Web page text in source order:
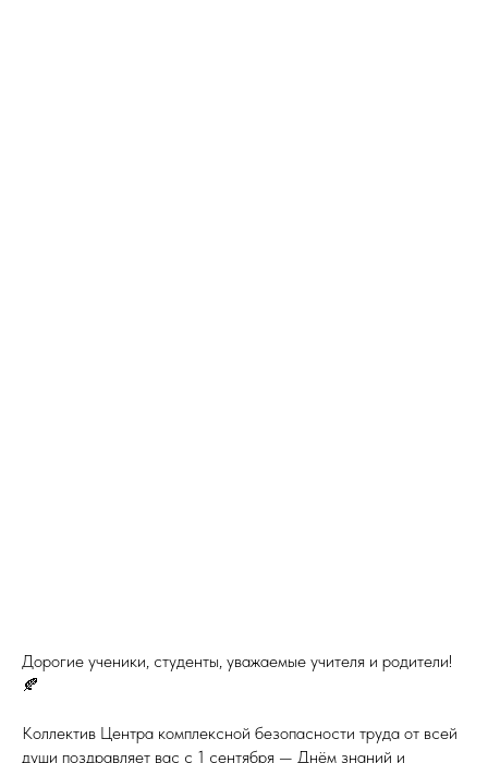
Дорогие ученики, студенты, уважаемые учителя и родители!
🍂
Коллектив Центра комплексной безопасности труда от всей
души поздравляет вас с 1 сентября — Днём знаний и